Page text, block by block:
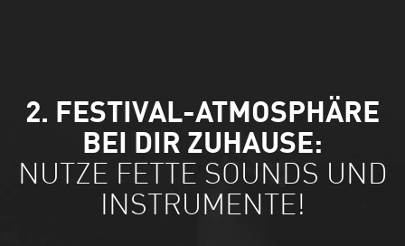
2. FESTIVAL-ATMOSPHÄRE
BEI DIR ZUHAUSE:
NUTZE FETTE SOUNDS UND
INSTRUMENTE!